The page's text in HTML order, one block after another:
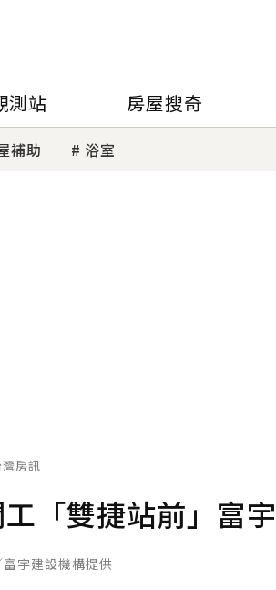
測站 房屋搜奇
補助 浴室
房訊
「雙捷站前」富
宇建設機構提供